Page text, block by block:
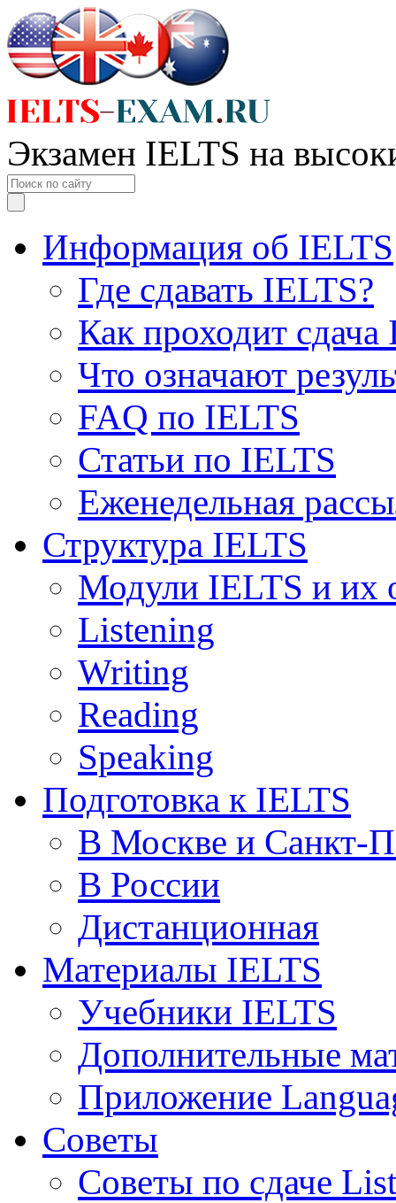
Экзамен IELTS на
Информация об IELTS
Где сдавать IELTS?
Как проходит сдача
Что означают
FAQ по IELTS
Статьи по IELTS
Еженедельная
Структура IELTS
Модули IELTS и их
Listening
Writing
Reading
Speaking
Подготовка к IELTS
В Москве и Санкт-
В России
Дистанционная
Материалы IELTS
Учебники IELTS
Дополнительные
Приложение
Советы
Советы по сдаче